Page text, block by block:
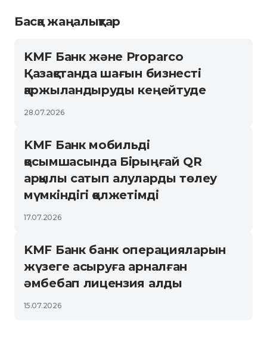
Басқа жаңалықтар
KMF Банк және Proparco
Қазақстанда шағын бизнесті
қаржыландыруды кеңейтуде
28.07.2026
KMF Банк мобильді
қосымшасында Бірыңғай QR
арқылы сатып алуларды төлеу
мүмкіндігі қолжетімді
17.07.2026
KMF Банк банк операцияларын
жүзеге асыруға арналған
әмбебап лицензия алды
15.07.2026